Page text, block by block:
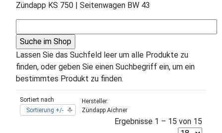
Zündapp KS 750 | Seitenwagen BW 43
Lassen Sie das Suchfeld leer um alle Produkte zu
finden, oder geben Sie einen Suchbegriff ein, um ein
bestimmtes Produkt zu finden.
Sortiert nach
Sortierung +/-
Hersteller:
Zündapp Aichner
Ergebnisse 1 – 15 von 15